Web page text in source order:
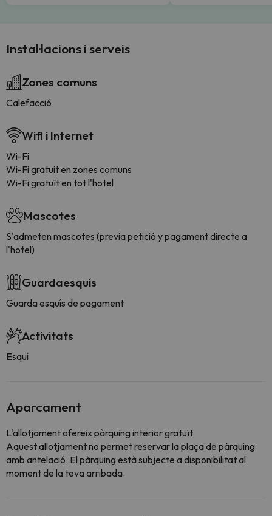
Instal·lacions i serveis
Zones comuns
Calefacció
Wifi i Internet
Wi-Fi
Wi-Fi gratuit en zones comuns
Wi-Fi gratuït en tot l'hotel
Mascotes
S'admeten mascotes (previa petició y pagament directe a
l'hotel)
Guardaesquís
Guarda esquís de pagament
Activitats
Esquí
Aparcament
L'allotjament ofereix pàrquing interior gratuït
Aquest allotjament no permet reservar la plaça de pàrquing
amb antelació. El pàrquing està subjecte a disponibilitat al
moment de la teva arribada.